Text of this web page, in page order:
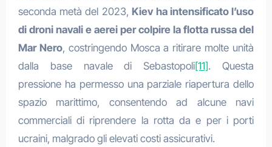
seconda metà del 2023, Kiev ha intensificato l’uso
di droni navali e aerei per colpire la flotta russa del
Mar Nero, costringendo Mosca a ritirare molte unità
dalla base navale di Sebastopoli[11]. Questa
pressione ha permesso una parziale riapertura dello
spazio marittimo, consentendo ad alcune navi
commerciali di riprendere la rotta da e per i porti
ucraini, malgrado gli elevati costi assicurativi.